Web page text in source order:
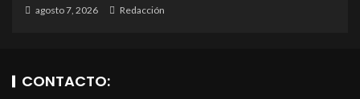
agosto 7, 2026 Redacción
CONTACTO: